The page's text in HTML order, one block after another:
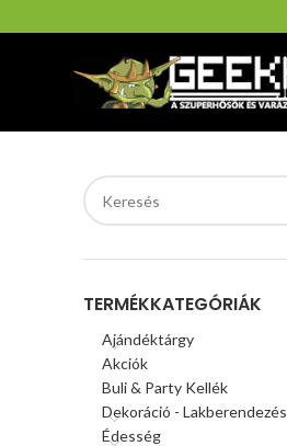
TERMÉKKATEGÓRIÁK
Ajándéktárgy
Akciók
Buli & Party Kellék
Dekoráció - Lakberendezés
Édesség